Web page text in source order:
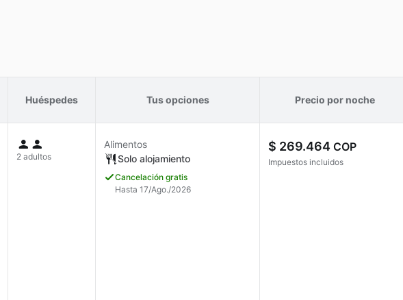
Huéspedes Tus opciones Precio por noche
2 adultos
Alimentos
Solo alojamiento
Cancelación gratis
Hasta 17/Ago./2026
$ 269.464 COP
Impuestos incluidos